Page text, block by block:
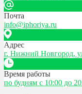
Почта
info@iphoriya.ru
Адрес
г. Нижний Новгород,
Время работы
по будням с 10:00 до